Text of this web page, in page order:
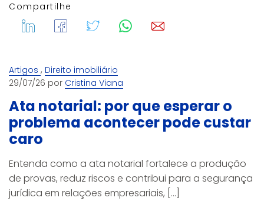
Compartilhe
Artigos , Direito imobiliário
29/07/26 por Cristina Viana
Ata notarial: por que esperar o
problema acontecer pode custar
caro
Entenda como a ata notarial fortalece a produção
de provas, reduz riscos e contribui para a segurança
jurídica em relações empresariais, [...]